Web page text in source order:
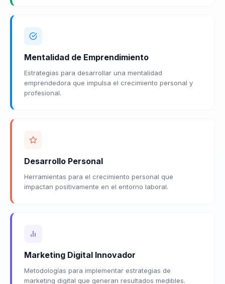
Mentalidad de Emprendimiento
Estrategias para desarrollar una mentalidad
emprendedora que impulsa el crecimiento personal y
profesional.
Desarrollo Personal
Herramientas para el crecimiento personal que
impactan positivamente en el entorno laboral.
Marketing Digital Innovador
Metodologías para implementar estrategias de
marketing digital que generan resultados medibles.